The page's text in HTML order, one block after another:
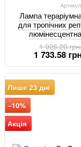
Лампа
для тропічних
1 926.20
1 733.58
Лише 23 дні
−10%
Акція